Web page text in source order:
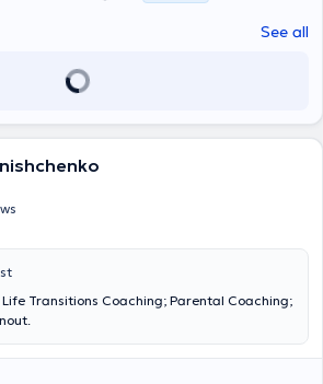
See all
Transitions Coaching; Parental Coaching;